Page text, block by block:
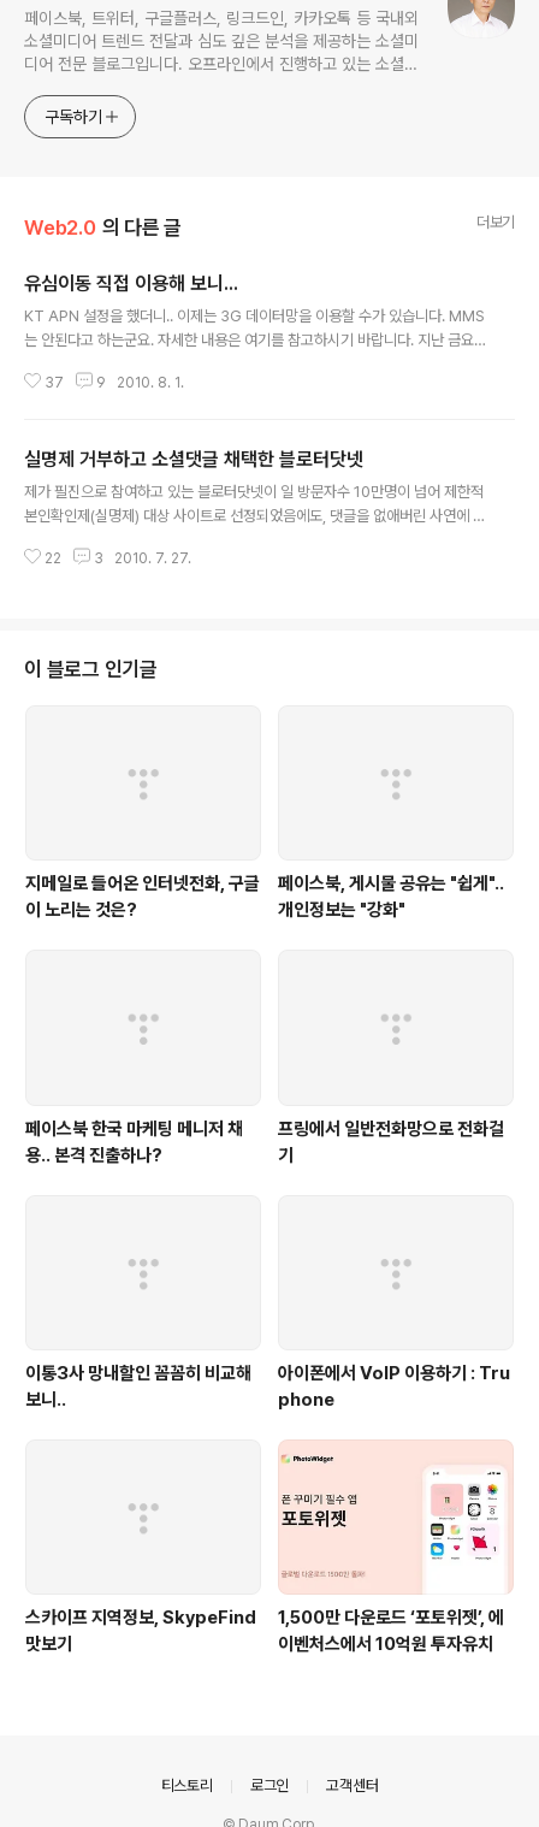
페이스북, 트위터, 구글플러스, 링크드인, 카카오톡 등 국내외
소셜미디어 트렌드 전달과 심도 깊은 분석을 제공하는 소셜미
디어 전문 블로그입니다. 오프라인에서 진행하고 있는 소셜미
구독하기
Web2.0 의 다른 글 더보기
유심이동 직접 이용해 보니...
KT APN 설정을 했더니.. 이제는 3G 데이터망을 이용할 수가 있습니다. MMS
는 안된다고 하는군요. 자세한 내용은 여기를 참고하시기 바랍니다. 지난 금요
신청 없이 유심(USIM)을 자유롭게 이동할 수 있다는 것이었습니다. 저는 현재
니다. 아시다시피 갤럭시A(현재 후속 모델로 갤럭시S가 나와 있는 상태입니다)
는 SKT 전용으로 출시된 모델이라.. KT가입자는 이용할 수가 없는 상태입니
다. 이전에는 KT가입자가 갤럭시A(갤럭시S)를 이용하기 위해서는 SKT로 번
37 9 2010. 8. 1.
실명제 거부하고 소셜댓글 채택한 블로터닷넷
제가 필진으로 참여하고 있는 블로터닷넷이 일 방문자수 10만명이 넘어 제한적
본인확인제(실명제) 대상 사이트로 선정되었음에도, 댓글을 없애버린 사연에 대
는 블로그나 웹사이트에 트위터, 페이스북 등 기존 소셜웹 서비스 계정으로 댓
용하는 트위터, 미투데이, 페이스북 계정으로 해당 기사에 대한 댓글을 달 수 있
습니다. 아래 그림에서 보시는 것처럼 트위터로 댓글을 다는 경우.. 해당 기사 제
22 3 2010. 7. 27.
이 블로그 인기글
지메일로 들어온 인터넷전화, 구글
이 노리는 것은?
페이스북, 게시물 공유는 "쉽게"..
개인정보는 "강화"
페이스북 한국 마케팅 메니저 채
용.. 본격 진출하나?
프링에서 일반전화망으로 전화걸
기
이통3사 망내할인 꼼꼼히 비교해
보니..
아이폰에서 VoIP 이용하기 : Tru
phone
스카이프 지역정보, SkypeFind
맛보기
1,500만 다운로드 ‘포토위젯’, 에
이벤처스에서 10억원 투자유치
티스토리 로그인 고객센터